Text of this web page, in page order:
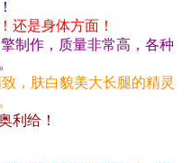
还是身体方面！
制作，质量非常高，各种
，肤白貌美大长腿的精灵
利给！